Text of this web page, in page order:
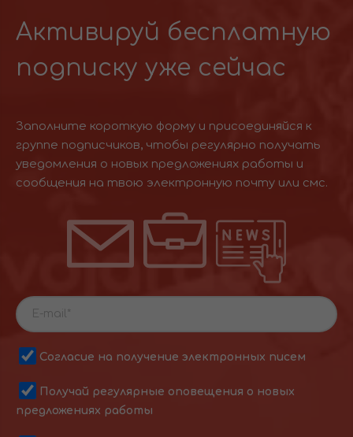
Активируй бесплатную
подписку уже сейчас
Заполните короткую форму и присоединяйся к
группе подписчиков, чтобы регулярно получать
уведомления о новых предложениях работы и
сообщения на твою электронную почту или смс.
Согласие на получение электронных писем
Получай регулярные оповещения о новых
предложениях работы